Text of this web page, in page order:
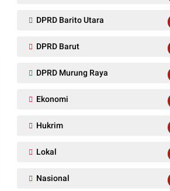
DPRD Barito Utara
DPRD Barut
DPRD Murung Raya
Ekonomi
Hukrim
Lokal
Nasional